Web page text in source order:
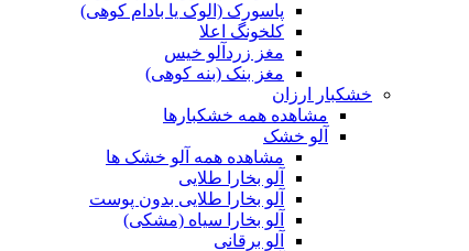
پاسورک (الوک یا بادام کوهی)
کلخونگ اعلا
مغز زردآلو خیس
مغز بنک (بنه کوهی)
خشکبار ارزان
مشاهده همه خشکبارها
آلو خشک
مشاهده همه آلو خشک ها
آلو بخارا طلایی
آلو بخارا طلایی بدون پوست
آلو بخارا سیاه (مشکی)
آلو برقانی